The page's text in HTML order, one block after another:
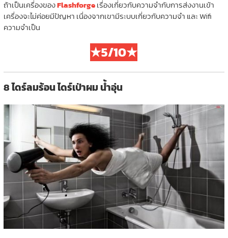
ถ้าเป็นเครื่องของFlashforgeเรื่องเกี่ยวกับความจำกับการส่งงานเข้า
เครื่องจะไม่ค่อยมีปัญหา เนื่องจากเขามีระบบเกี่ยวกับความจำ และ Wifi
ความจำเป็น
★5/10★
8 ไดร์ลมร้อน ไดร์เป่าผม น้ำอุ่น